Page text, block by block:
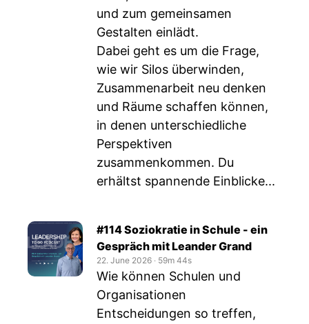
und zum gemeinsamen
Gestalten einlädt.
Dabei geht es um die Frage,
wie wir Silos überwinden,
Zusammenarbeit neu denken
und Räume schaffen können,
in denen unterschiedliche
Perspektiven
zusammenkommen. Du
erhältst spannende Einblicke...
#114 Soziokratie in Schule - ein
Gespräch mit Leander Grand
22. June 2026 ‧ 59m 44s
Wie können Schulen und
Organisationen
Entscheidungen so treffen,